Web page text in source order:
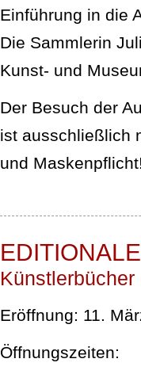
Einführung in die
Die Sammlerin
Kunst- und
Der Besuch der
ist ausschließlich
und
Eröffnung: 11.
Öffnungszeiten: